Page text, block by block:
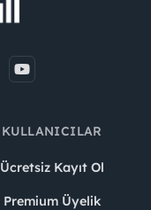
KULLANICILAR
Ücretsiz Kayıt Ol
Premium Üyelik